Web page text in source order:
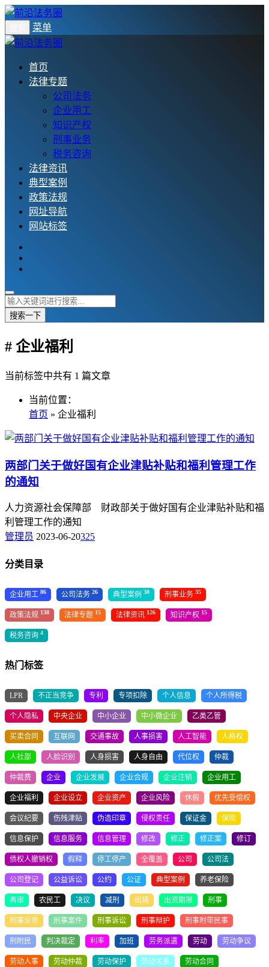
菜单
首页
法律专题
公司法务
企业用工
知识产权
刑事业务
税务咨询
法律资讯
典型案例
政策法规
网址导航
网站标签
搜索一下
# 企业福利
当前标签中共有 1 篇文章
当前位置：
首页 » 企业福利
两部门关于做好国有企业津贴补贴和福利管理工作
的通知
人力资源社会保障部 财政部关于做好国有企业津贴补贴和福
利管理工作的通知
管理员 2023-06-20325
分类目录
企业用工 86 公司法务 26 典型案例 30 刑事业务 35
政策法规 138 法律专题 15 法律资讯 126 知识产权 15
税务咨询 4
热门标签
LPR 不正当竞争 专利 专项扣除 个人信息 个人所得税
个人隐私 中央企业 中小企业 中小微企业 乙类乙管
买卖合同 互联网 交通事故 人事损害 人工智能 人格权
人社部 人脸识别 人身损害 人身自由 代位权 仲裁
仲裁费 企业 企业发展 企业合规 企业注销 企业用工
企业福利 企业设立 企业资产 企业风险 休假 优先受偿权
会议纪要 伤残津贴 伪造印章 侵权责任 保证金 保险
信息保护 信息服务 信息管理 修改 修正 修正案 修订
债权人撤销权 假释 停工停产 全覆盖 公司 公司法
公司登记 公益诉讼 公约 公证 典型案例 养老保险
再审 农民工 决议 减刑 出境 出资期限 刑事
刑事业务 刑事案件 刑事诉讼 刑事辩护 刑事附带民事
刑附民 判决裁定 利率 加班 劳务派遣 劳动 劳动争议
劳动人事 劳动仲裁 劳动保护 劳动关系 劳动合同